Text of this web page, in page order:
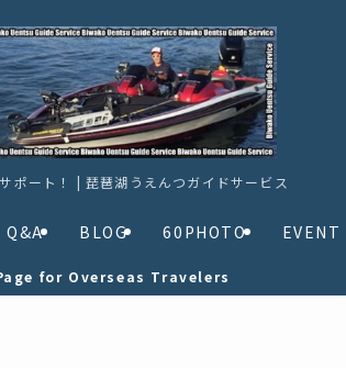
ポート！ | 琵琶湖うえんつガイドサービス
Q&A BLOG 60PHOTO EVENT
for Overseas Travelers